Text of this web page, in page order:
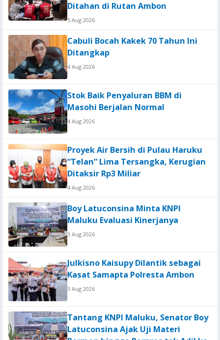
Ditahan di Rutan Ambon
5 Aug 2026
Cabuli Bocah Kakek 70 Tahun Ini
Ditangkap
4 Aug 2026
Stok Baik Penyaluran BBM di
Masohi Berjalan Normal
4 Aug 2026
Proyek Air Bersih di Pulau Haruku
“Telan” Lima Tersangka, Kerugian
Ditaksir Rp3 Miliar
4 Aug 2026
Boy Latuconsina Minta KNPI
Maluku Evaluasi Kinerjanya
3 Aug 2026
Julkisno Kaisupy Dilantik sebagai
Kasat Samapta Polresta Ambon
3 Aug 2026
Tantang KNPI Maluku, Senator Boy
Latuconsina Ajak Uji Materi